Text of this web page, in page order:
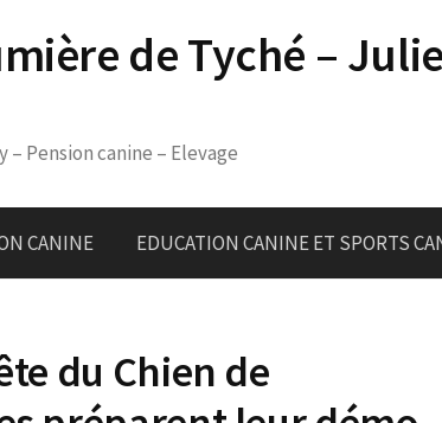
de Tyché –
Pension canine – Elevage
CANINE EDUCATION CANINE ET SPORTS
du Chien de